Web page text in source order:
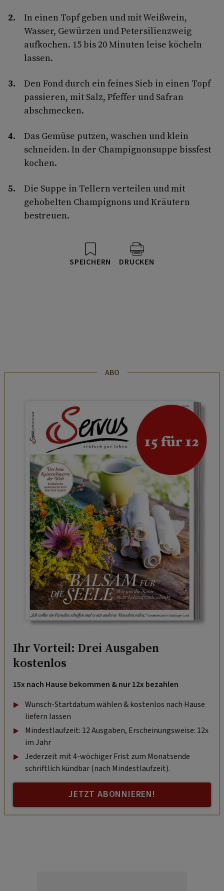
In einen Topf geben und mit Weißwein,
Wasser, Gewürzen und Petersilienzweig
aufkochen. 15 bis 20 Minuten leise köcheln
lassen.
Den Fond durch ein feines Sieb in einen Topf
passieren, mit Salz, Pfeffer und Safran
abschmecken.
Das Gemüse putzen, waschen und klein
schneiden. In der Champignonsuppe bissfest
kochen.
Die Suppe in Tellern verteilen und mit
gehobelten Champignons und Kräutern
bestreuen.
SPEICHERN DRUCKEN
ABO
Ihr Vorteil: Drei Ausgaben
kostenlos
15x nach Hause bekommen & nur 12x bezahlen
Wunsch-Startdatum wählen & kostenlos nach Hause
liefern lassen
Mindestlaufzeit: 12 Ausgaben, Erscheinungsweise: 12x
im Jahr
Jederzeit mit 4-wöchiger Frist zum Monatsende
schriftlich kündbar (nach Mindestlaufzeit).
JETZT ABONNIEREN!